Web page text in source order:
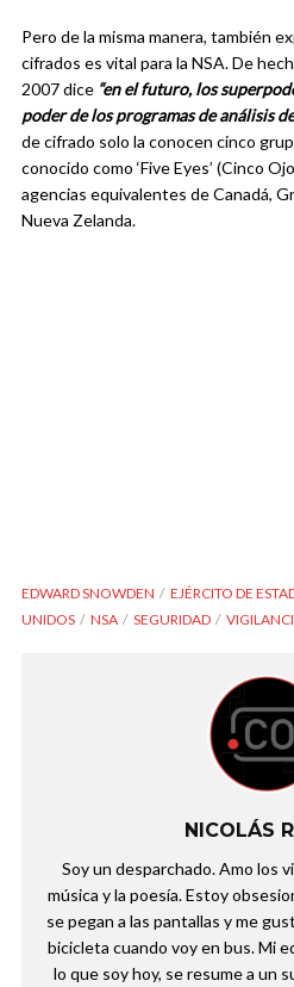
Pero de la misma manera, también
cifrados es vital para la NSA. De
2007 dice “en el futuro, los
poder de los programas de análisis
de cifrado solo la conocen cinco
conocido como ‘Five Eyes’ (Cinco
agencias equivalentes de Canadá,
Nueva Zelanda.
EDWARD SNOWDEN EJÉRCITO DE
UNIDOS
NSA SEGURIDAD
NICOLÁS
Soy un desparchado. Amo los
música y la poesía. Estoy
se pegan a las pantallas y me
bicicleta cuando voy en bus. Mi
lo que soy hoy, se resume a un